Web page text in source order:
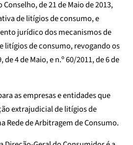
de 21 de Maio de 2013,
de litígios de consumo, e
jurídico dos mecanismos de
litígios de consumo, revogando os
4 de Maio, e n.º 60/2011, de 6 de
as empresas e entidades que
extrajudicial de litígios de
Rede de Arbitragem de Consumo.